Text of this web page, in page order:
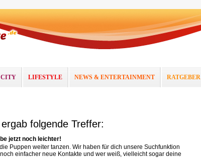
LIFESTYLE NEWS & ENTERTAINMENT RATGEBER
folgende Treffer:
jetzt noch leichter!
Puppen weiter tanzen. Wir haben für dich unsere Suchfunktion
einfacher neue Kontakte und wer weiß, vielleicht sogar deine